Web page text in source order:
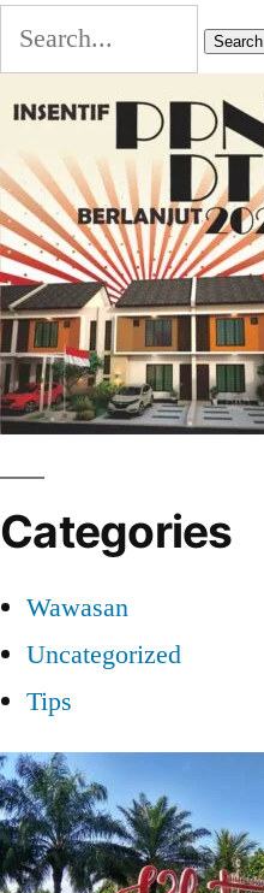
Search
Categories
Wawasan
Uncategorized
Tips